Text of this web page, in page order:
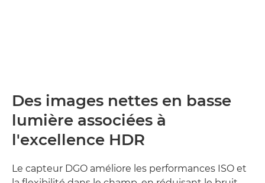
Des images nettes en basse
lumière associées à
l'excellence HDR
Le capteur DGO améliore les performances ISO et